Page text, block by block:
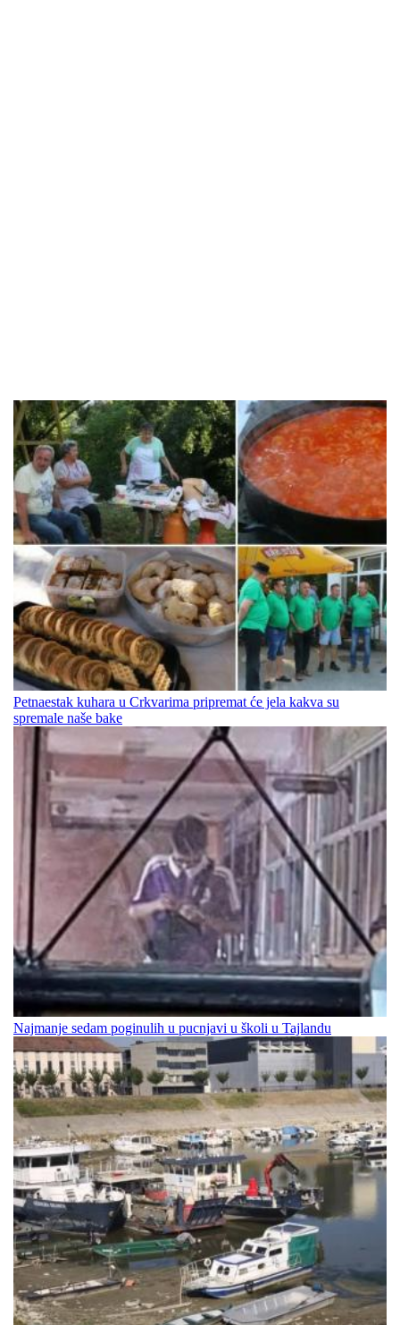
Petnaestak kuhara u Crkvarima pripremat će jela kakva su
spremale naše bake
Najmanje sedam poginulih u pucnjavi u školi u Tajlandu